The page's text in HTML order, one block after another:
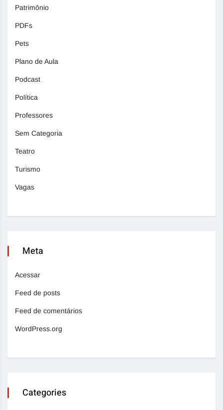
Patrimônio
PDFs
Pets
Plano de Aula
Podcast
Política
Professores
Sem Categoria
Teatro
Turismo
Vagas
Meta
Acessar
Feed de posts
Feed de comentários
WordPress.org
Categories